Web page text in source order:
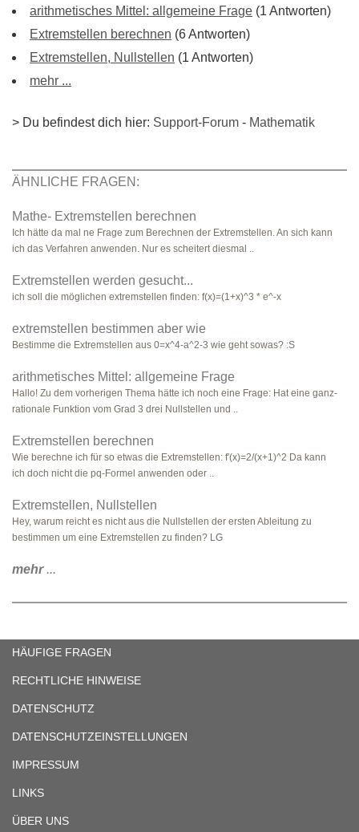
arithmetisches Mittel: allgemeine Frage (1 Antworten)
Extremstellen berechnen (6 Antworten)
Extremstellen, Nullstellen (1 Antworten)
mehr ...
> Du befindest dich hier: Support-Forum - Mathematik
ÄHNLICHE FRAGEN:
Mathe- Extremstellen berechnen
Ich hätte da mal ne Frage zum Berechnen der Extremstellen. An sich kann
ich das Verfahren anwenden. Nur es scheitert diesmal ..
Extremstellen werden gesucht...
ich soll die möglichen extremstellen finden: f(x)=(1+x)^3 * e^-x
extremstellen bestimmen aber wie
Bestimme die Extremstellen aus 0=x^4-a^2-3 wie geht sowas? :S
arithmetisches Mittel: allgemeine Frage
Hallo! Zu dem vorherigen Thema hätte ich noch eine Frage: Hat eine ganz-
rationale Funktion vom Grad 3 drei Nullstellen und ..
Extremstellen berechnen
Wie berechne ich für so etwas die Extremstellen: f′(x)=2/(x+1)^2 Da kann
ich doch nicht die pq-Formel anwenden oder ..
Extremstellen, Nullstellen
Hey, warum reicht es nicht aus die Nullstellen der ersten Ableitung zu
bestimmen um eine Extremstellen zu finden? LG
mehr...
HÄUFIGE FRAGEN
RECHTLICHE HINWEISE
DATENSCHUTZ
DATENSCHUTZEINSTELLUNGEN
IMPRESSUM
LINKS
ÜBER UNS